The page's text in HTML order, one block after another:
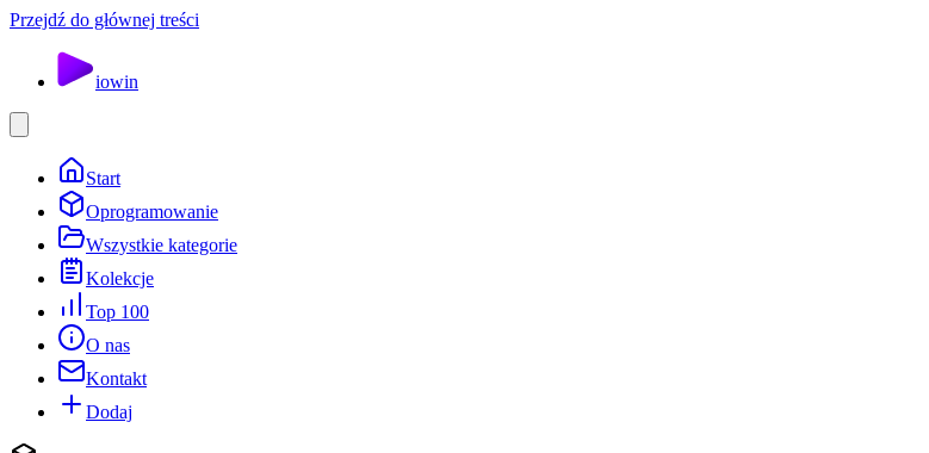
Przejdź do głównej treści
iowin
Start
Oprogramowanie
Wszystkie kategorie
Kolekcje
Top 100
O nas
Kontakt
Dodaj